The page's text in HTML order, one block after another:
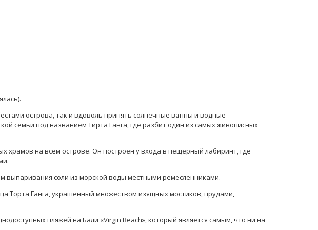
острова, так и вдоволь принять солнечные ванны и водные
семьи под названием Тирта Ганга, где разбит один из самых живописных
на всем острове. Он построен у входа в пещерный лабиринт, где
выпаривания соли из морской воды местными ремесленниками.
Торта Ганга, украшенный множеством изящных мостиков, прудами,
пляжей на Бали «Virgin Beach», который является самым, что ни на